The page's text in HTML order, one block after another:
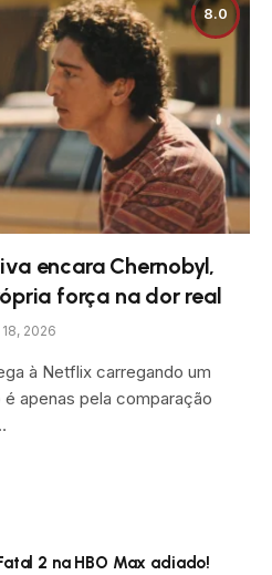
8.0
encara Chernobyl,
força na dor real
2026
à Netflix carregando um
apenas pela comparação
2 na HBO Max adiado!